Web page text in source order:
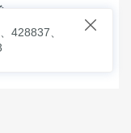

428837、